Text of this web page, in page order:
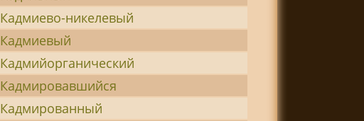
Кадмиево-никелевый
Кадмиевый
Кадмийорганический
Кадмировавшийся
Кадмированный